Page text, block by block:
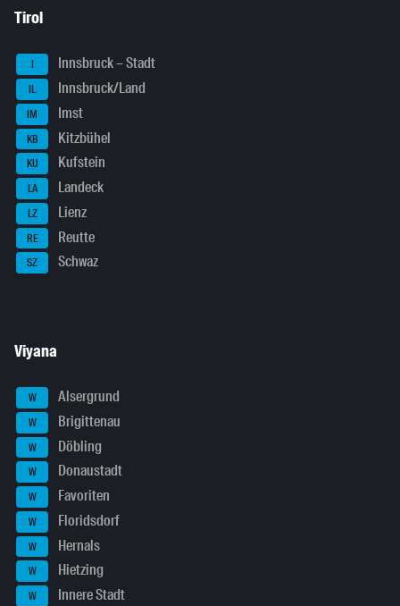
Tirol
I Innsbruck – Stadt
IL Innsbruck/Land
IM Imst
KB Kitzbühel
KU Kufstein
LA Landeck
LZ Lienz
RE Reutte
SZ Schwaz
Viyana
W Alsergrund
W Brigittenau
W Döbling
W Donaustadt
W Favoriten
W Floridsdorf
W Hernals
W Hietzing
W Innere Stadt